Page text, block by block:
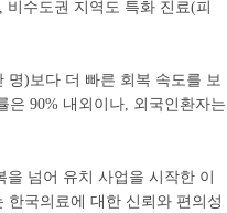
수도권 지역도 특화 진료(피
명)보다 더 빠른 회복 속도를 보
은 90% 내외이나, 외국인환자는
넘어 유치 사업을 시작한 이
한국의료에 대한 신뢰와 편의성